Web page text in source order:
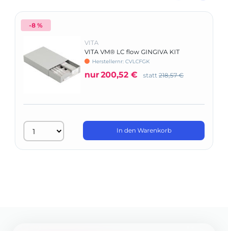
-8 %
VITA
VITA VM® LC flow GINGIVA KIT
Herstellernr: CVLCFGK
nur200,52 € statt 218,57 €
In den Warenkorb